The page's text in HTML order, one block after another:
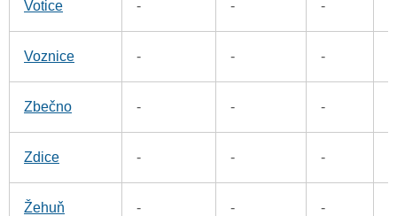
Votice - - -
Voznice - - -
Zbečno - - -
Zdice - - -
Žehuň - - -